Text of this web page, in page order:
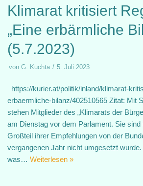
Klimarat kritisiert
„Eine erbärmliche
(5.7.2023)
von G. Kuchta 5. Juli 2023
https://kurier.at/politik/inland/klimarat-
erbaermliche-bilanz/402510565 Zitat: Mit
stehen Mitglieder des „Klimarats der
am Dienstag vor dem Parlament. Sie sind
Großteil ihrer Empfehlungen von der
vergangenen Jahr nicht umgesetzt
was… Weiterlesen »